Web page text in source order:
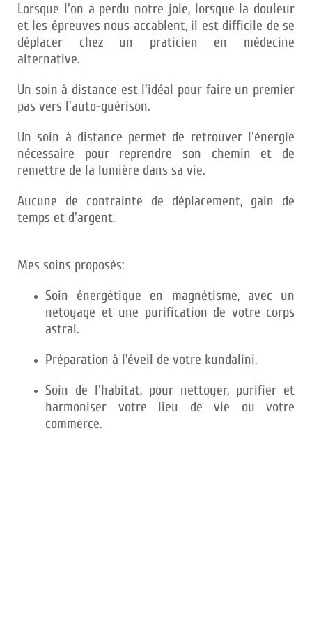
Lorsque l'on a perdu notre joie, lorsque la douleur
et les épreuves nous accablent, il est difficile de se
déplacer chez un praticien en médecine
alternative.
Un soin à distance est l'idéal pour faire un premier
pas vers l'auto-guérison.
Un soin à distance permet de retrouver l'énergie
nécessaire pour reprendre son chemin et de
remettre de la lumière dans sa vie.
Aucune de contrainte de déplacement, gain de
temps et d'argent.
Mes soins proposés:
Soin énergétique en magnétisme, avec un
netoyage et une purification de votre corps
astral.
Préparation à l’éveil de votre kundalini.
Soin de l'habitat, pour nettoyer, purifier et
harmoniser votre lieu de vie ou votre
commerce.